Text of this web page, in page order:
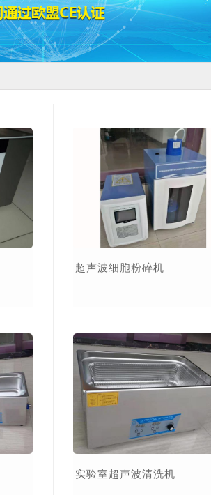
超声波细胞粉碎机
实验室超声波清洗机